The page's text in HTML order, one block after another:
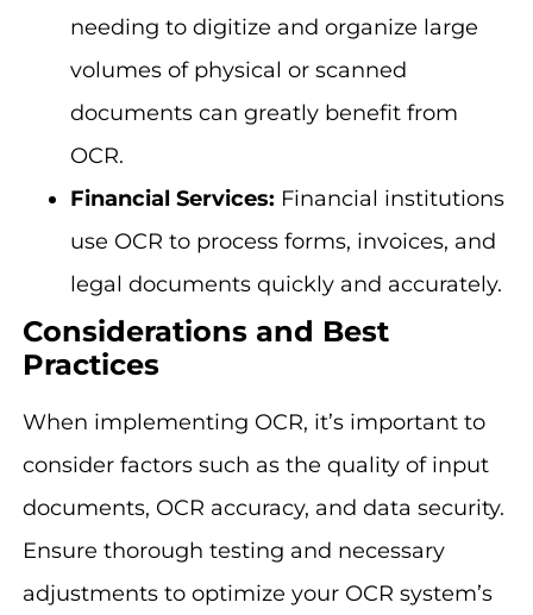
needing to digitize and organize large
volumes of physical or scanned
documents can greatly benefit from
OCR.
Financial Services: Financial institutions
use OCR to process forms, invoices, and
legal documents quickly and accurately.
Considerations and Best
Practices
When implementing OCR, it’s important to
consider factors such as the quality of input
documents, OCR accuracy, and data security.
Ensure thorough testing and necessary
adjustments to optimize your OCR system’s